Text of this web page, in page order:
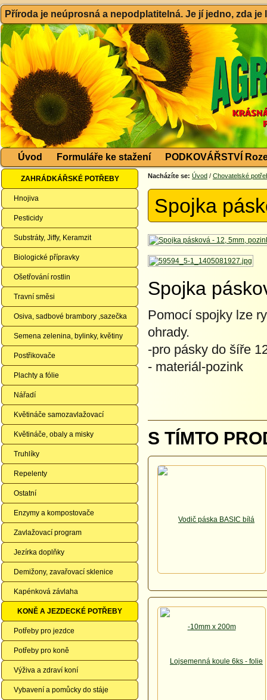
Příroda je neúprosná a nepodplatitelná. Je jí jedno, zda
Úvod Formuláře ke stažení PODKOVÁŘSTVÍ
ZAHRÁDKÁŘSKÉ POTŘEBY
Hnojiva
Pesticidy
Substráty, Jiffy, Keramzit
Biologické přípravky
Ošetřování rostlin
Travní směsi
Osiva, sadbové brambory ,sazečka
Semena zelenina, bylinky, květiny
Postřikovače
Plachty a fólie
Nářadí
Květináče samozavlažovací
Květináče, obaly a misky
Truhlíky
Repelenty
Ostatní
Enzymy a kompostovače
Zavlažovací program
Jezírka doplňky
Demižony, zavařovací sklenice
Kapénková závlaha
KONĚ A JEZDECKÉ POTŘEBY
Potřeby pro jezdce
Potřeby pro koně
Výživa a zdraví koní
Vybavení a pomůcky do stáje
Nacházíte se: Úvod / Chovatelské
Spojka
Spojka
Pomocí spojky lze
ohrady.
-pro pásky do šíře
- materiál-pozink
S TÍMTO